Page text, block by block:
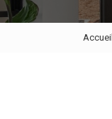
Accueil